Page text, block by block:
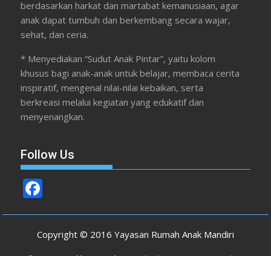
berdasarkan harkat dan martabat kemanusiaan, agar
anak dapat tumbuh dan berkembang secara wajar,
sehat, dan ceria.
* Menyediakan “Sudut Anak Pintar”, yaitu kolom
khusus bagi anak-anak untuk belajar, membaca cerita
inspiratif, mengenal nilai-nilai kebaikan, serta
berkreasi melalui kegiatan yang edukatif dan
menyenangkan.
Follow Us
ac
e
b
Copyright © 2016 Yayasan Rumah Anak Mandiri